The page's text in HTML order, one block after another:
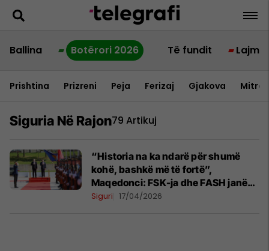
Ballina Botërori 2026 Të fundit Lajme
Prishtina Prizreni Peja Ferizaj Gjakova
Siguria Në Rajon79 Artikuj
“Historia na ka ndarë për shumë
kohë, bashkë më të fortë”,
Maqedonci: FSK-ja dhe FASH janë
dy shtylla të sigurisë në Ballkan
Siguri 17/04/2026